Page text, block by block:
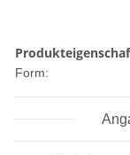
Form: